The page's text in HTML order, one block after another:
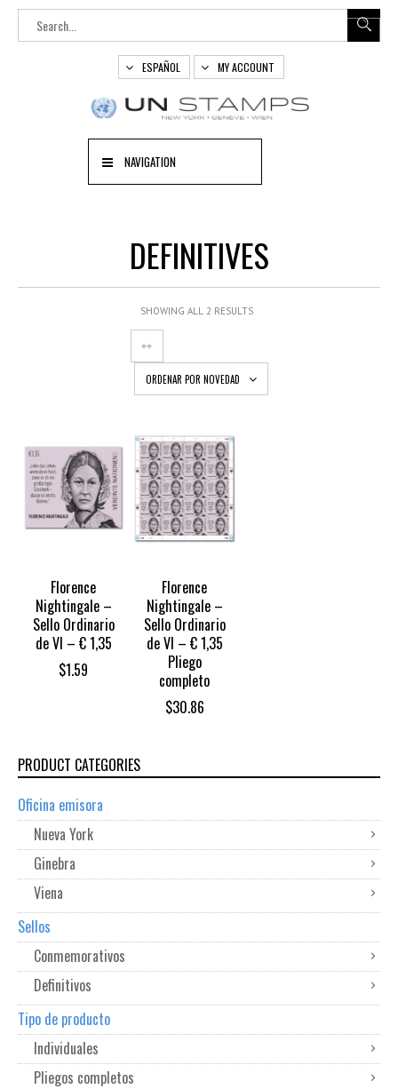
ESPAÑOL MY ACCOUNT
NAVIGATION
DEFINITIVES
SHOWING ALL 2 RESULTS
ORDENAR POR NOVEDAD
Florence
Nightingale –
Sello Ordinario
de VI – € 1,35
$1.59
Florence
Nightingale –
Sello Ordinario
de VI – € 1,35
Pliego
completo
$30.86
PRODUCT CATEGORIES
Oficina emisora
Nueva York
Ginebra
Viena
Sellos
Conmemorativos
Definitivos
Tipo de producto
Individuales
Pliegos completos